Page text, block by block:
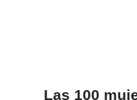
Las 100